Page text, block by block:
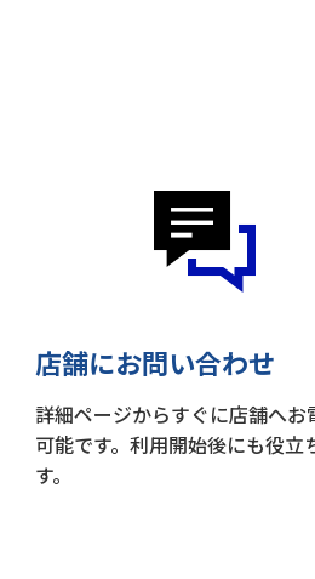
店舗にお問い合わせ
詳細ページからすぐに店舗へお
可能です。利用開始後にも役立
す。